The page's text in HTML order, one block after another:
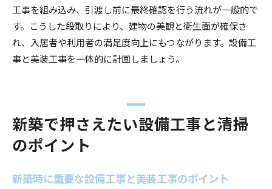
工事を組み込み、引渡し前に最終確認を行う流れが一般的で
す。こうした段取りにより、建物の美観と衛生面が確保さ
れ、入居者や利用者の満足度向上にもつながります。設備工
事と美装工事を一体的に計画しましょう。
新築で押さえたい設備工事と清掃
のポイント
新築時に重要な設備工事と美装工事のポイント